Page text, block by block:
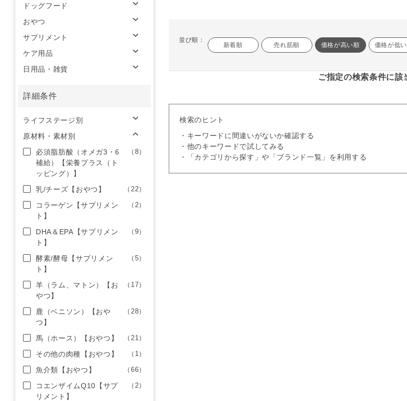
並び順：
新着順 売れ筋順 価格が高い順 価格が低
ご指定の検索条件に該
検索のヒント
・キーワードに間違いがないか確認する
・他のキーワードで試してみる
・「カテゴリから探す」や「ブランド一覧」を利用する
ドッグフード
おやつ
サプリメント
ケア用品
日用品・雑貨
詳細条件
ライフステージ別
原材料・素材別
必須脂肪酸（オメガ3・6
補給）【栄養プラス（ト
ッピング）】
（8）
乳/チーズ【おやつ】 （22）
コラーゲン【サプリメン
ト】
（2）
DHA＆EPA【サプリメン
ト】
（9）
酵素/酵母【サプリメン
ト】
（5）
羊（ラム、マトン）【お
やつ】
（17）
鹿（ベニソン）【おや
つ】
（28）
馬（ホース）【おやつ】 （21）
その他の肉種【おやつ】 （1）
魚介類【おやつ】 （66）
コエンザイムQ10【サプ
リメント】
（2）